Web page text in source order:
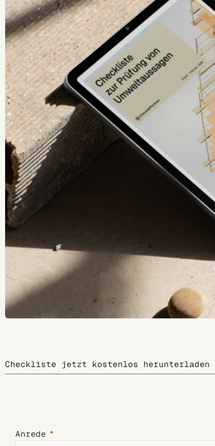
Checkliste jetzt kostenlos herunterladen
Anrede